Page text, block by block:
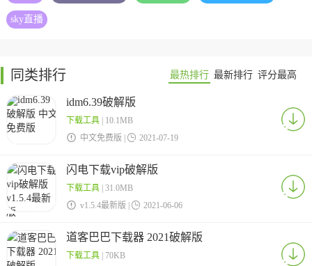
sky直播
同类排行 最热排行 最新排行 评分最高
idm6.39破解版
下载工具| 10.1MB
 中文免费版 |  2021-07-19
闪电下载vip破解版
下载工具| 31.0MB
 v1.5.4最新版 |  2021-06-06
道客巴巴下载器 2021破解版
下载工具| 70KB